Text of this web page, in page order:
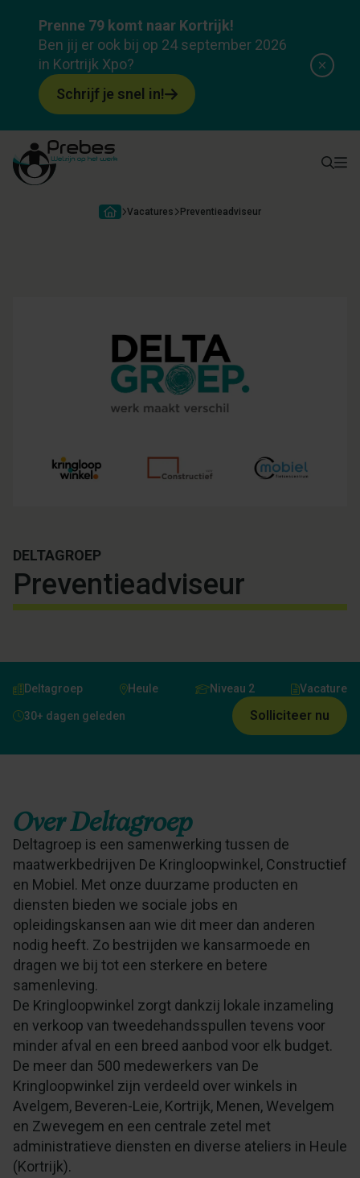
Prenne 79 komt naar Kortrijk!
Ben jij er ook bij op 24 september 2026
in Kortrijk Xpo?
Schrijf je snel in!
Vacatures Preventieadviseur
Preventieadviseur
Over ons Functie Wat bieden we?
DELTAGROEP
Preventieadviseur
Deltagroep Heule Niveau 2 Vacature
30+ dagen geleden Solliciteer nu
OverDeltagroep
Deltagroep is een samenwerking tussen de
maatwerkbedrijven De Kringloopwinkel, Constructief
en Mobiel. Met onze duurzame producten en
diensten bieden we sociale jobs en
opleidingskansen aan wie dit meer dan anderen
nodig heeft. Zo bestrijden we kansarmoede en
dragen we bij tot een sterkere en betere
samenleving.
De Kringloopwinkel zorgt dankzij lokale inzameling
en verkoop van tweedehandsspullen tevens voor
minder afval en een breed aanbod voor elk budget.
De meer dan 500 medewerkers van De
Kringloopwinkel zijn verdeeld over winkels in
Avelgem, Beveren-Leie, Kortrijk, Menen, Wevelgem
en Zwevegem en een centrale zetel met
administratieve diensten en diverse ateliers in Heule
(Kortrijk).